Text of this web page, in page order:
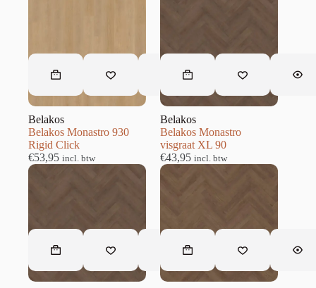
Belakos
Belakos Monastro 930
Rigid Click
€53,95 incl. btw
Belakos
Belakos Monastro
visgraat XL 90
€43,95 incl. btw